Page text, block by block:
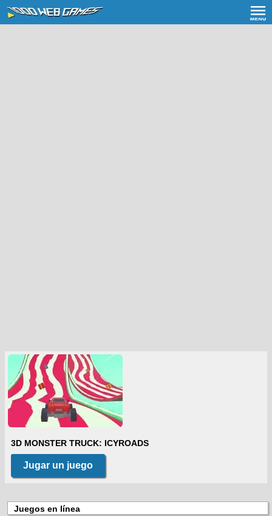
3D MONSTER TRUCK: ICYROADS
Jugar un juego
Juegos en línea